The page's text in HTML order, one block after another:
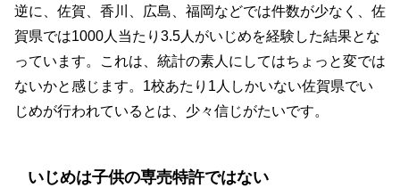
逆に、佐賀、香川、広島、福岡などでは件数が少なく、佐
賀県では1000人当たり3.5人がいじめを経験した結果とな
っています。これは、統計の素人にしてはちょっと変では
ないかと感じます。1校あたり1人しかいない佐賀県でい
じめが行われているとは、少々信じがたいです。
いじめは子供の専売特許ではない